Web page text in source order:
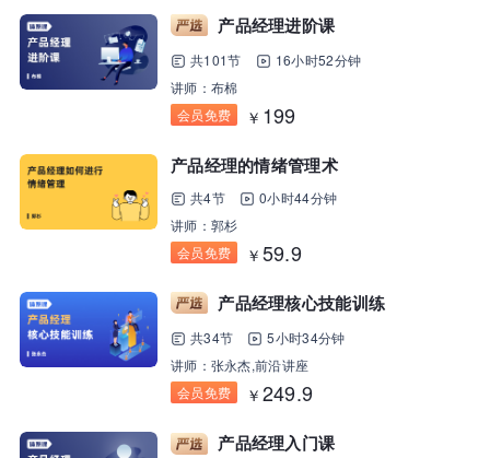
产品经理进阶课
共101节
16小时52分钟
讲师：布棉
会员免费
￥ 199
产品经理的情绪管理术
共4节
0小时44分钟
讲师：郭杉
会员免费
￥ 59.9
产品经理核心技能训练
共34节
5小时34分钟
讲师：张永杰,前沿讲座
会员免费
￥ 249.9
产品经理入门课